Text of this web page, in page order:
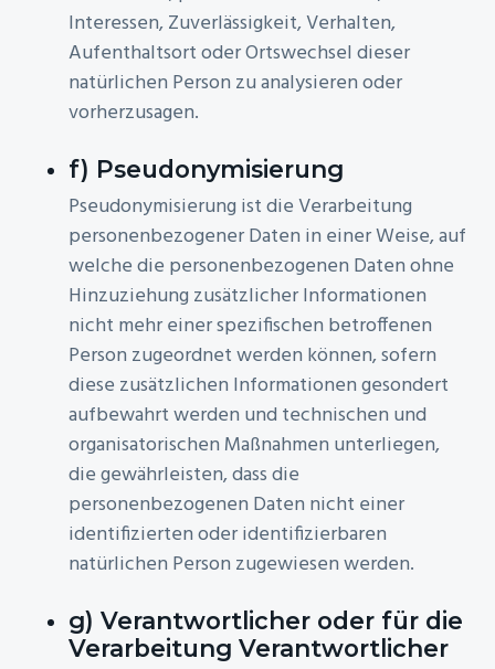
Interessen, Zuverlässigkeit, Verhalten,
Aufenthaltsort oder Ortswechsel dieser
natürlichen Person zu analysieren oder
vorherzusagen.
f) Pseudonymisierung
Pseudonymisierung ist die Verarbeitung
personenbezogener Daten in einer Weise, auf
welche die personenbezogenen Daten ohne
Hinzuziehung zusätzlicher Informationen
nicht mehr einer spezifischen betroffenen
Person zugeordnet werden können, sofern
diese zusätzlichen Informationen gesondert
aufbewahrt werden und technischen und
organisatorischen Maßnahmen unterliegen,
die gewährleisten, dass die
personenbezogenen Daten nicht einer
identifizierten oder identifizierbaren
natürlichen Person zugewiesen werden.
g) Verantwortlicher oder für die
Verarbeitung Verantwortlicher